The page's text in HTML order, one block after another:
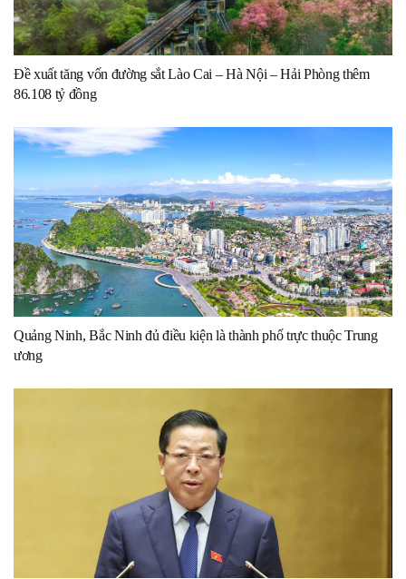
Đề xuất tăng vốn đường sắt Lào Cai – Hà Nội – Hải Phòng thêm
86.108 tỷ đồng
Quảng Ninh, Bắc Ninh đủ điều kiện là thành phố trực thuộc Trung
ương